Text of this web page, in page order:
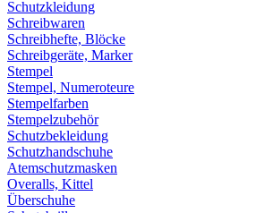
Schutzkleidung
Schreibwaren
Schreibhefte, Blöcke
Schreibgeräte, Marker
Stempel
Stempel, Numeroteure
Stempelfarben
Stempelzubehör
Schutzbekleidung
Schutzhandschuhe
Atemschutzmasken
Overalls, Kittel
Überschuhe